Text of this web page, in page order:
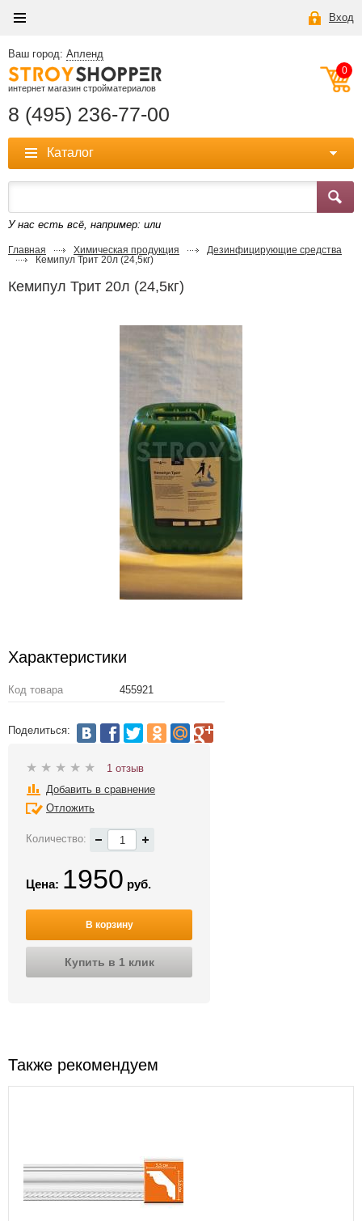
Вход
Ваш город: Апленд
интернет магазин стройматериалов
8 (495) 236-77-00
0
Каталог
У нас есть всё, например: или
Главная Химическая продукция
Дезинфицирующие средства
Кемипул Трит 20л (24,5кг)
Кемипул Трит 20л (24,5кг)
Характеристики
Код товара 455921
Поделиться:
1 отзыв
Добавить в сравнение
Отложить
Количество:
Цена: 1950 руб.
В корзину
Купить в 1 клик
Также рекомендуем